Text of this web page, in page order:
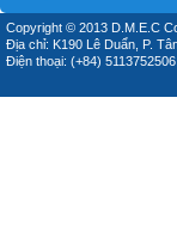
Copyright © 2013 D.M.E.C
Địa chỉ: K190 Lê Duẩn, P.
Điện thoại: (+84) 5113752506